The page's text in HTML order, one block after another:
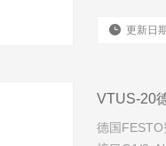
更新日
VTUS-20
德国